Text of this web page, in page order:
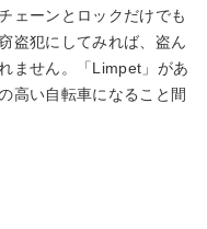
ェーンとロックだけでも
盗犯にしてみれば、盗ん
ません。「Limpet」があ
高い自転車になること間